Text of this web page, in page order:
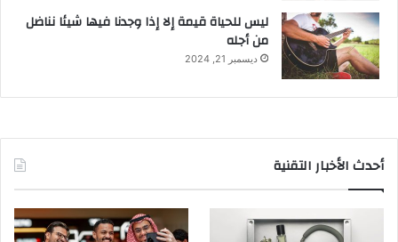
ليس للحياة قيمة إلا إذا وجدنا فيها شيئا نناضل
من أجله
ديسمبر 21, 2024
أحدث الأخبار التقنية